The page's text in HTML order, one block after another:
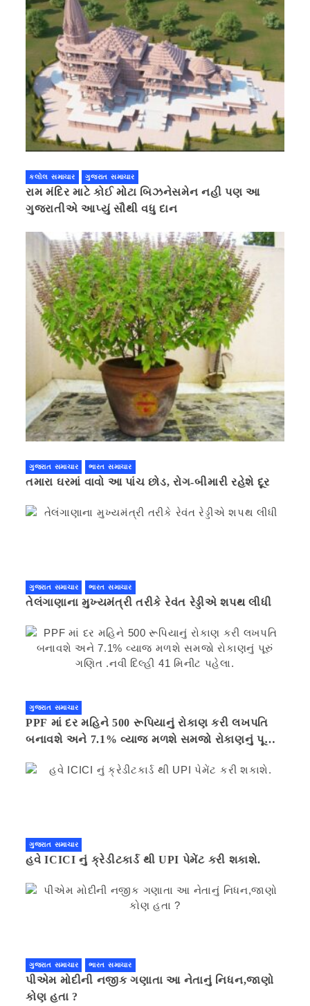
કલોલ સમાચાર ગુજરાત સમાચાર
રામ મંદિર માટે કોઈ મોટા બિઝનેસમેન નહી પણ આ
ગુજરાતીએ આપ્યું સૌથી વધુ દાન
ગુજરાત સમાચાર ભારત સમાચાર
તમારા ઘરમાં વાવો આ પાંચ છોડ, રોગ-બીમારી રહેશે દૂર
ગુજરાત સમાચાર ભારત સમાચાર
તેલંગાણાના મુખ્યમંત્રી તરીકે રેવંત રેડ્ડીએ શપથ લીધી
ગુજરાત સમાચાર
PPF માં દર મહિને 500 રૂપિયાનું રોકાણ કરી લખપતિ
બનાવશે અને 7.1% વ્યાજ મળશે સમજો રોકાણનું પૂરું
ગુજરાત સમાચાર
હવે ICICI નું ક્રેડીટકાર્ડ થી UPI પેમેંટ કરી શકાશે.
ગુજરાત સમાચાર ભારત સમાચાર
પીએમ મોદીની નજીક ગણાતા આ નેતાનું નિધન,જાણો
કોણ હતા ?